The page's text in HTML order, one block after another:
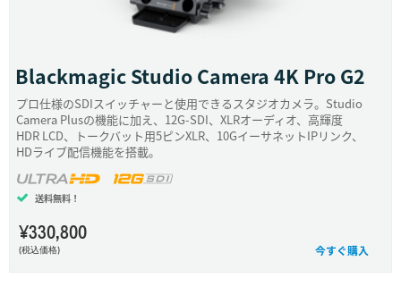
BlackmagicStudio Camera 4K Pro G2
プロ仕様のSDIスイッチャーと使用できるスタジオカメラ。Studio
Camera Plusの機能に加え、12G-SDI、XLRオーディオ、高輝度
HDR LCD、トークバット用5ピンXLR、10GイーサネットIPリンク、
HDライブ配信機能を搭載。
送料無料！
¥330,800
(税込価格) 今すぐ購入